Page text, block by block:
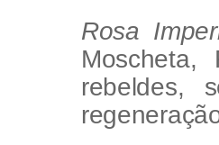
Rosa
rebeldes,